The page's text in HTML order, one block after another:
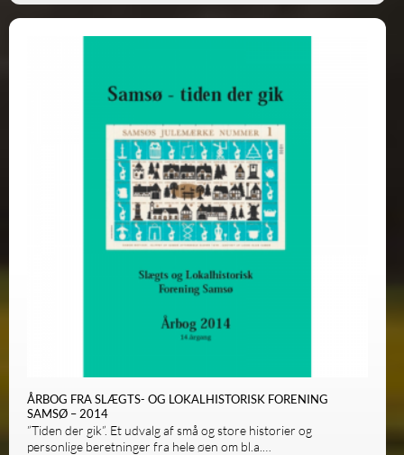
ÅRBOG FRA SLÆGTS- OG LOKALHISTORISK FORENING
SAMSØ – 2014
”Tiden der gik”. Et udvalg af små og store historier og
personlige beretninger fra hele øen om bl.a.…